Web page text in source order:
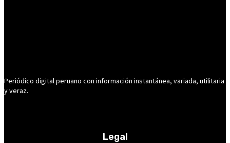
Periódico digital peruano con información instantánea, variada, utilitaria
y veraz.
Legal